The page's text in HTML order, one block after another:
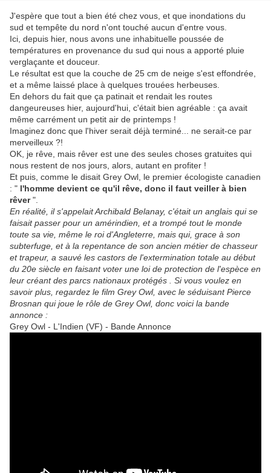
J'espère que tout a bien été chez vous, et que inondations du
sud et tempête du nord n'ont touché aucun d'entre vous.
Ici, depuis hier, nous avons une inhabituelle poussée de
températures en provenance du sud qui nous a apporté pluie
verglaçante et douceur.
Le résultat est que la couche de 25 cm de neige s'est effondrée,
et a même laissé place à quelques trouées herbeuses.
En dehors du fait que ça patinait et rendait les routes
dangeureuses hier, aujourd'hui, c'était bien agréable : ça avait
même carrément un petit air de printemps !
Imaginez donc que l'hiver serait déjà terminé... ne serait-ce par
merveilleux ?!
OK, je rêve, mais rêver est une des seules choses gratuites qui
nous restent de nos jours, alors, autant en profiter !
Et puis, comme le disait Grey Owl, le premier écologiste canadien
: " l'homme devient ce qu'il rêve, donc il faut veiller à bien
rêver".
En réalité, il s'appelait Archibald Belanay, c'était un anglais qui se
faisait passer pour un amérindien, et a trompé tout le monde
toute sa vie, même le roi d'Angleterre, mais qui, grace à son
subterfuge, et à la repentance de son ancien métier de chasseur
et trapeur, a sauvé les castors de l'extermination totale au début
du 20e siècle en faisant voter une loi de protection de l'espèce en
leur créant des parcs nationaux protégés . Si vous voulez en
savoir plus, regardez le film Grey Owl, avec le séduisant Pierce
Brosnan qui joue le rôle de Grey Owl, donc voici la bande
annonce :
Grey Owl - L'Indien (VF) - Bande Annonce